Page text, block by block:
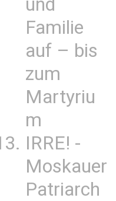
und
Familie
auf – bis
zum
Martyriu
m
IRRE! -
Moskauer
Patriarch